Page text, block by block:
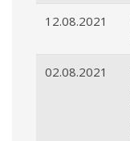
12.08.2021
02.08.2021